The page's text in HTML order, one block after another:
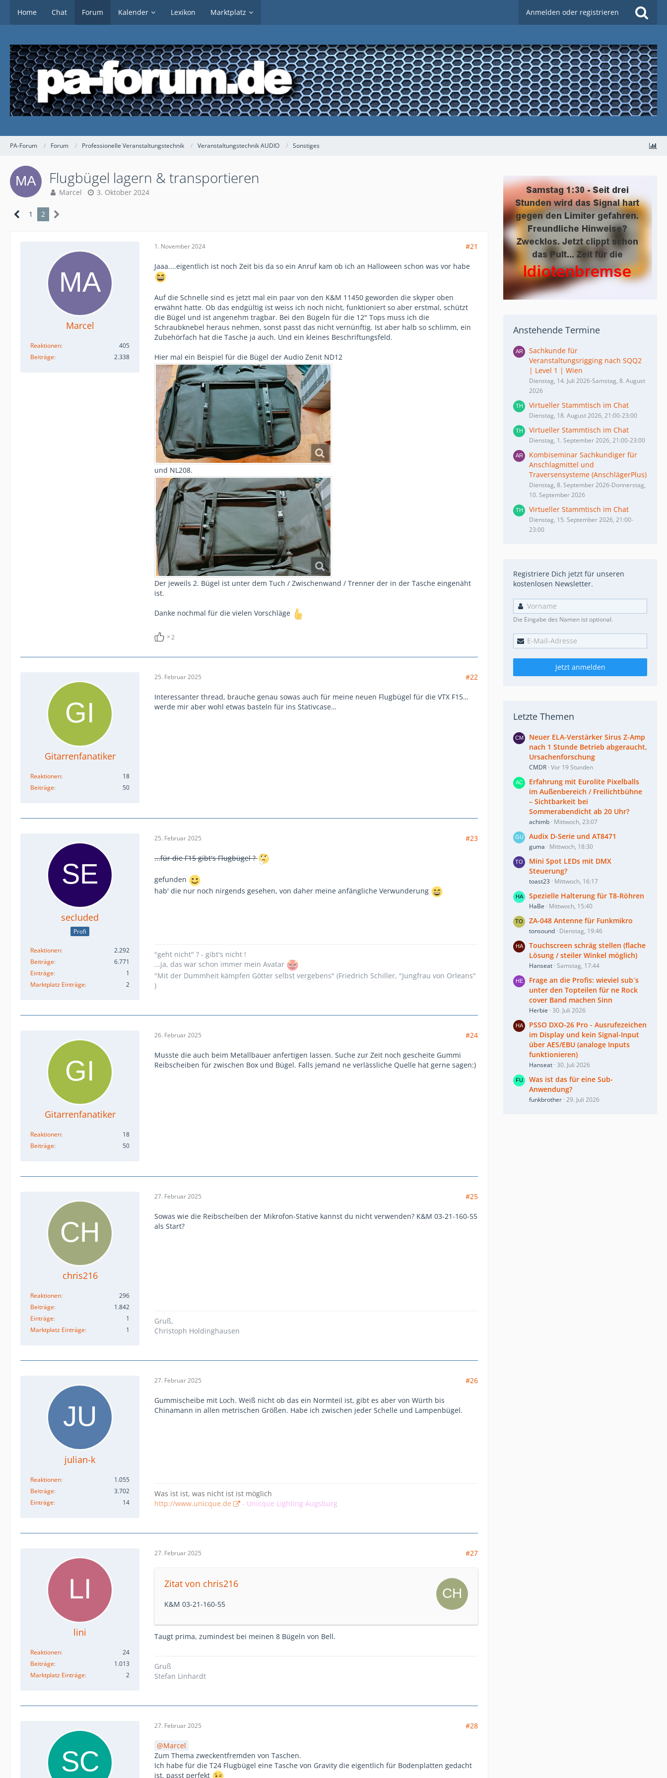
Home Chat Forum Kalender Lexikon Marktplatz Anmelden oder registrieren
PA-Forum Forum Professionelle Veranstaltungstechnik Veranstaltungstechnik AUDIO Sonstiges
Flugbügel lagern & transportieren
Marcel 3. Oktober 2024
1 2
Marcel
Reaktionen
405
Beiträge
2.338
1. November 2024 #21
Jaaa....eigentlich ist noch Zeit bis da so ein Anruf kam ob ich an Halloween schon was vor habe
Auf die Schnelle sind es jetzt mal ein paar von den K&M 11450 geworden die skyper oben
erwähnt hatte. Ob das endgültig ist weiss ich noch nicht, funktioniert so aber erstmal, schützt
die Bügel und ist angenehm tragbar. Bei den Bügeln für die 12" Tops muss ich die
Schraubknebel heraus nehmen, sonst passt das nicht vernünftig. Ist aber halb so schlimm, ein
Zubehörfach hat die Tasche ja auch. Und ein kleines Beschriftungsfeld.
Hier mal ein Beispiel für die Bügel der Audio Zenit ND12
und NL208.
Der jeweils 2. Bügel ist unter dem Tuch / Zwischenwand / Trenner der in der Tasche eingenäht
ist.
Danke nochmal für die vielen Vorschläge
2
Gitarrenfanatiker
Reaktionen
18
Beiträge
50
25. Februar 2025 #22
Interessanter thread, brauche genau sowas auch für meine neuen Flugbügel für die VTX F15…
werde mir aber wohl etwas basteln für ins Stativcase…
secluded
Profi
Reaktionen
2.292
Beiträge
6.771
Einträge
1
Marktplatz Einträge
2
25. Februar 2025 #23
...für die F15 gibt's Flugbügel ?
gefunden
hab' die nur noch nirgends gesehen, von daher meine anfängliche Verwunderung
"geht nicht" ? - gibt's nicht !
...ja, das war schon immer mein Avatar
"Mit der Dummheit kämpfen Götter selbst vergebens" (Friedrich Schiller, "Jungfrau von Orleans"
)
Gitarrenfanatiker
Reaktionen
18
Beiträge
50
26. Februar 2025 #24
Musste die auch beim Metallbauer anfertigen lassen. Suche zur Zeit noch gescheite Gummi
Reibscheiben für zwischen Box und Bügel. Falls jemand ne verlässliche Quelle hat gerne sagen:)
chris216
Reaktionen
296
Beiträge
1.842
Einträge
1
Marktplatz Einträge
1
27. Februar 2025 #25
Sowas wie die Reibscheiben der Mikrofon-Stative kannst du nicht verwenden? K&M 03-21-160-55
als Start?
Gruß,
Christoph Holdinghausen
julian-k
Reaktionen
1.055
Beiträge
3.702
Einträge
14
27. Februar 2025 #26
Gummischeibe mit Loch. Weiß nicht ob das ein Normteil ist, gibt es aber von Würth bis
Chinamann in allen metrischen Größen. Habe ich zwischen jeder Schelle und Lampenbügel.
Was ist ist, was nicht ist ist möglich
http://www.unicque.de
- Unicque Lighting Augsburg
lini
Reaktionen
24
Beiträge
1.013
Marktplatz Einträge
2
27. Februar 2025 #27
Zitat von chris216
K&M 03-21-160-55
Taugt prima, zumindest bei meinen 8 Bügeln von Bell.
Gruß
Stefan Linhardt
27. Februar 2025 #28
Marcel
Zum Thema zweckentfremden von Taschen.
Ich habe für die T24 Flugbügel eine Tasche von Gravity die eigentlich für Bodenplatten gedacht
ist, passt perfekt
Anstehende Termine
Sachkunde für
Veranstaltungsrigging nach SQQ2
| Level 1 | Wien
Dienstag, 14. Juli 2026-Samstag, 8. August
2026
Virtueller Stammtisch im Chat
Dienstag, 18. August 2026, 21:00-23:00
Virtueller Stammtisch im Chat
Dienstag, 1. September 2026, 21:00-23:00
Kombiseminar Sachkundiger für
Anschlagmittel und
Traversensysteme (AnschlägerPlus)
Dienstag, 8. September 2026-Donnerstag,
10. September 2026
Virtueller Stammtisch im Chat
Dienstag, 15. September 2026, 21:00-
23:00
Registriere Dich jetzt für unseren
kostenlosen Newsletter.
Die Eingabe des Namen ist optional.
Jetzt anmelden
Letzte Themen
Neuer ELA-Verstärker Sirus Z-Amp
nach 1 Stunde Betrieb abgeraucht,
Ursachenforschung
CMDR Vor 19 Stunden
Erfahrung mit Eurolite Pixelballs
im Außenbereich / Freilichtbühne
– Sichtbarkeit bei
Sommerabendicht ab 20 Uhr?
achimb Mittwoch, 23:07
Audix D-Serie und AT8471
guma Mittwoch, 18:30
Mini Spot LEDs mit DMX
Steuerung?
toast23 Mittwoch, 16:17
Spezielle Halterung für T8-Röhren
HaBe Mittwoch, 15:40
ZA-048 Antenne für Funkmikro
tonsound Dienstag, 19:46
Touchscreen schräg stellen (flache
Lösung / steiler Winkel möglich)
Hanseat Samstag, 17:44
Frage an die Profis: wieviel sub´s
unter den Topteilen für ne Rock
cover Band machen Sinn
Herbie 30. Juli 2026
PSSO DXO-26 Pro - Ausrufezeichen
im Display und kein Signal-Input
über AES/EBU (analoge Inputs
funktionieren)
Hanseat 30. Juli 2026
Was ist das für eine Sub-
Anwendung?
funkbrother 29. Juli 2026